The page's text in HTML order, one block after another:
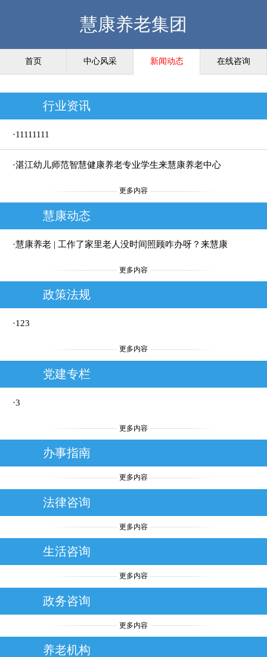
慧康养老集团
首页 中心风采 新闻动态 在线咨询
行业资讯
·11111111
·湛江幼儿师范智慧健康养老专业学生来慧康养老中心
见习——青春与夕阳的温暖相遇
更多内容
慧康动态
·慧康养老 | 工作了家里老人没时间照顾咋办呀？来慧康
养老中心，工作与尽孝两不误！
更多内容
政策法规
·123
更多内容
党建专栏
·3
更多内容
办事指南
更多内容
法律咨询
更多内容
生活咨询
更多内容
政务咨询
更多内容
养老机构